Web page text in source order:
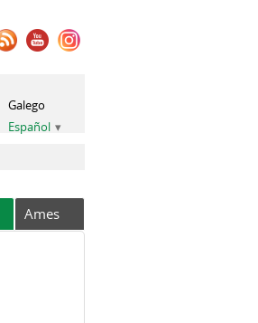
Galego
Español
Ames